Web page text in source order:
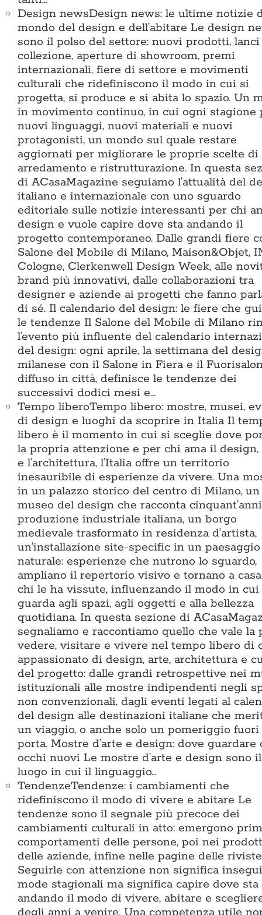
Design newsDesign news: le ultime notizie
mondo del design e dell’abitare Le design
sono il polso del settore: nuovi prodotti,
collezione, aperture di showroom, premi
internazionali, fiere di settore e movimenti
culturali che ridefiniscono il modo in cui si
progetta, si produce e si abita lo spazio. Un
in movimento continuo, in cui ogni stagione
nuovi linguaggi, nuovi materiali e nuovi
protagonisti, un mondo sul quale restare
aggiornati per migliorare le proprie scelte di
arredamento e ristrutturazione. In questa
di ACasaMagazine seguiamo l’attualità del
italiano e internazionale con uno sguardo
editoriale sulle notizie interessanti per chi
design e vuole capire dove sta andando il
progetto contemporaneo. Dalle grandi fiere
Salone del Mobile di Milano, Maison&Objet,
Cologne, Clerkenwell Design Week, alle
brand più innovativi, dalle collaborazioni tra
designer e aziende ai progetti che fanno
di sé. Il calendario del design: le fiere che
le tendenze Il Salone del Mobile di Milano
l’evento più influente del calendario
del design: ogni aprile, la settimana del
milanese con il Salone in Fiera e il
diffuso in città, definisce le tendenze dei
successivi dodici mesi e…
Tempo liberoTempo libero: mostre, musei,
di design e luoghi da scoprire in Italia Il
libero è il momento in cui si sceglie dove
la propria attenzione e per chi ama il design,
e l’architettura, l’Italia offre un territorio
inesauribile di esperienze da vivere. Una
in un palazzo storico del centro di Milano, un
museo del design che racconta
produzione industriale italiana, un borgo
medievale trasformato in residenza d’artista,
un’installazione site-specific in un paesaggio
naturale: esperienze che nutrono lo sguardo,
ampliano il repertorio visivo e tornano a
chi le ha vissute, influenzando il modo in
guarda agli spazi, agli oggetti e alla bellezza
quotidiana. In questa sezione di
segnaliamo e raccontiamo quello che vale la
vedere, visitare e vivere nel tempo libero di
appassionato di design, arte, architettura e
del progetto: dalle grandi retrospettive nei
istituzionali alle mostre indipendenti negli
non convenzionali, dagli eventi legati al
del design alle destinazioni italiane che
un viaggio, o anche solo un pomeriggio fuori
porta. Mostre d’arte e design: dove guardare
occhi nuovi Le mostre d’arte e design sono il
luogo in cui il linguaggio…
TendenzeTendenze: i cambiamenti che
ridefiniscono il modo di vivere e abitare Le
tendenze sono il segnale più precoce dei
cambiamenti culturali in atto: emergono
comportamenti delle persone, poi nei
delle aziende, infine nelle pagine delle
Seguirle con attenzione non significa
mode stagionali ma significa capire dove sta
andando il modo di vivere, abitare e